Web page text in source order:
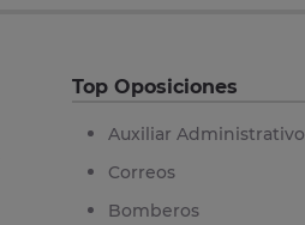
Top Oposiciones
Auxiliar Administrativo
Correos
Bomberos